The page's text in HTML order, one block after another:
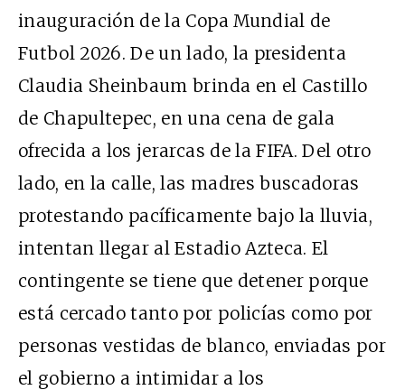
inauguración de la Copa Mundial de
Futbol 2026. De un lado, la presidenta
Claudia Sheinbaum brinda en el Castillo
de Chapultepec, en una cena de gala
ofrecida a los jerarcas de la FIFA. Del otro
lado, en la calle, las madres buscadoras
protestando pacíficamente bajo la lluvia,
intentan llegar al Estadio Azteca. El
contingente se tiene que detener porque
está cercado tanto por policías como por
personas vestidas de blanco, enviadas por
el gobierno a intimidar a los